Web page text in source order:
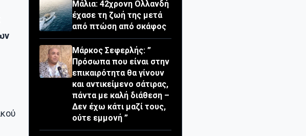
Μάλια: 42χρονη Ολλανδή
έχασε τη ζωή της μετά
από πτώση από σκάφος
Μάρκος Σεφερλής: ”
Πρόσωπα που είναι στην
επικαιρότητα θα γίνουν
και αντικείμενο σάτιρας,
πάντα με καλή διάθεση –
Δεν έχω κάτι μαζί τους,
ούτε εμμονή ”